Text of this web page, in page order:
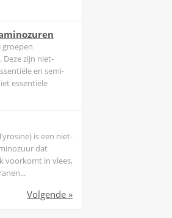
groepen
zijn niet-
en semi-
essentiële
is een niet-
dat
voorkomt in vlees,
Volgende »